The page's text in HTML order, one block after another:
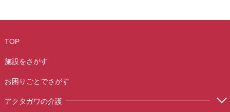
TOP
施設をさがす
お困りごとでさがす
アクタガワの介護